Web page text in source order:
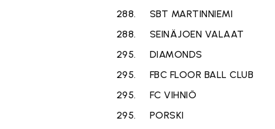
288.
SBT MARTINNIEMI
288.
SEINÄJOEN VALAAT
295.
DIAMONDS
295.
FBC FLOOR BALL CLUB
295.
FC VIHNIÖ
295.
PORSKI